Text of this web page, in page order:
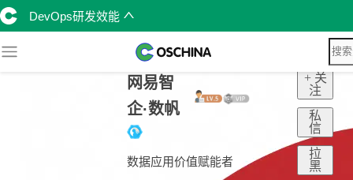
DevOps研发效能
网易智
企·数帆
数据应用价值赋能者
+ 关
注
私
信
拉
黑